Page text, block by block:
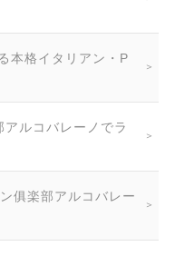
本格イタリアン・P
ルコバレーノでラ
俱楽部アルコバレー